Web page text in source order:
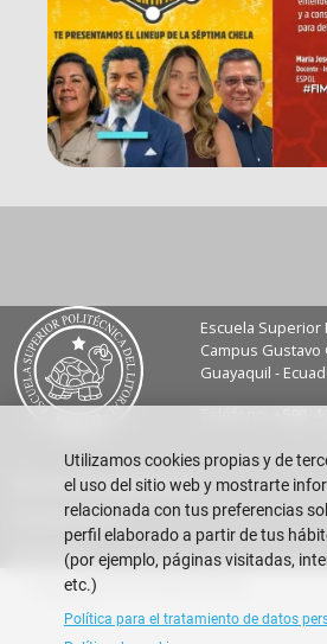
Utilizamos cookies propias y de
el uso del sitio web y mostrarte
relacionada con tus preferencias
perfil elaborado a partir de tus
(por ejemplo, páginas visitadas,
etc.)
Política para el tratamiento de datos
Escuela Superior
Campus Gustavo
Guayaquil -
Buzón de sugerencias
Contáctanos
Eventos
Copyright © 2026 ESPOL